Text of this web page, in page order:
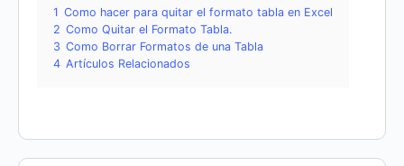
1 Como hacer para quitar el formato tabla en Excel
2 Como Quitar el Formato Tabla.
3 Como Borrar Formatos de una Tabla
4 Artículos Relacionados